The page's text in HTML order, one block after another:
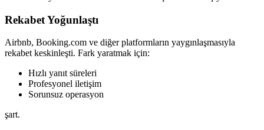
Rekabet Yoğunlaştı
Airbnb, Booking.com ve diğer platformların yaygınlaşmasıyla
rekabet keskinleşti. Fark yaratmak için:
Hızlı yanıt süreleri
Profesyonel iletişim
Sorunsuz operasyon
şart.